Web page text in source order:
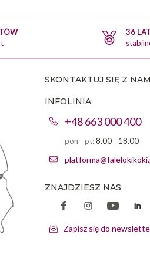
36
SKONTAKTUJ SIĘ Z
INFOLINIA:
+48 663 000 400
pon - pt:8.00 - 18.00
ZNAJDZIESZ NAS:
Zapisz się do